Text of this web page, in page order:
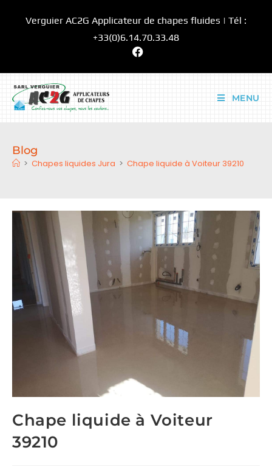
Verguier AC2G Applicateur de chapes fluides | Tél :
+33(0)6.14.70.33.48
MENU
Blog
> Chapes liquides Jura > Chape liquide à Voiteur 39210
Chape liquide à Voiteur
39210